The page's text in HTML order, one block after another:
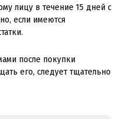
лицу в течение 15 дней с
если имеются
после покупки
его, следует тщательно